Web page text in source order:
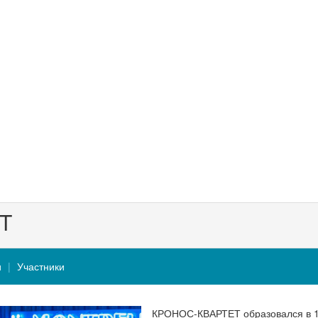
Участники
КРОНОС-КВАРТЕТ образовался в